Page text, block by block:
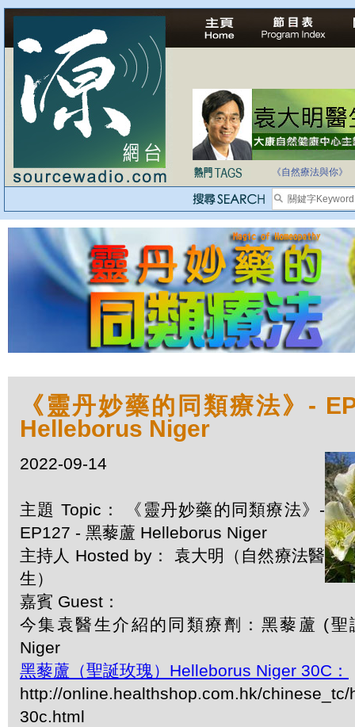
自家教育合法化-
《自然療法與你》
《靈丹妙藥的同類療法》-
Helleborus Niger
2022-09-14
主題 Topic： 《靈丹妙藥的同類療法》-
EP127 - 黑藜蘆 Helleborus Niger
主持人 Hosted by： 袁大明（自然療法醫
生）
嘉賓 Guest：
今集袁醫生介紹的同類療劑：黑藜蘆 (聖
Niger
黑藜蘆（聖誕玫瑰）Helleborus Niger 30C：
http://online.healthshop.com.hk/
30c.html